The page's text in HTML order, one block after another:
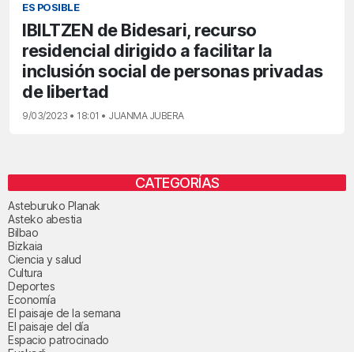
ES POSIBLE
IBILTZEN de Bidesari, recurso
residencial dirigido a facilitar la
inclusión social de personas privadas
de libertad
9/03/2023 • 18:01 • JUANMA JUBERA
CATEGORÍAS
Asteburuko Planak
Asteko abestia
Bilbao
Bizkaia
Ciencia y salud
Cultura
Deportes
Economía
El paisaje de la semana
El paisaje del día
Espacio patrocinado